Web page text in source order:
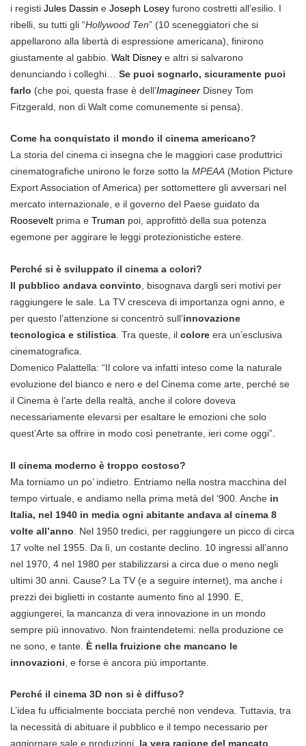
i registi Jules Dassin e Joseph Losey furono costretti all’esilio. I
ribelli, su tutti gli “Hollywood Ten” (10 sceneggiatori che si
appellarono alla libertà di espressione americana), finirono
giustamente al gabbio. Walt Disney e altri si salvarono
denunciando i colleghi… Se puoi sognarlo, sicuramente puoi
farlo (che poi, questa frase è dell’Imagineer Disney Tom
Fitzgerald, non di Walt come comunemente si pensa).
Come ha conquistato il mondo il cinema americano?
La storia del cinema ci insegna che le maggiori case produttrici
cinematografiche unirono le forze sotto la MPEAA (Motion Picture
Export Association of America) per sottomettere gli avversari nel
mercato internazionale, e il governo del Paese guidato da
Roosevelt prima e Truman poi, approfittò della sua potenza
egemone per aggirare le leggi protezionistiche estere.
Perché si è sviluppato il cinema a colori?
Il pubblico andava convinto , bisognava dargli seri motivi per
raggiungere le sale. La TV cresceva di importanza ogni anno, e
per questo l’attenzione si concentrò sull’innovazione
tecnologica e stilistica . Tra queste, il colore era un’esclusiva
cinematografica.
Domenico Palattella: “Il colore va infatti inteso come la naturale
evoluzione del bianco e nero e del Cinema come arte, perché se
il Cinema è l’arte della realtà, anche il colore doveva
necessariamente elevarsi per esaltare le emozioni che solo
quest’Arte sa offrire in modo così penetrante, ieri come oggi”.
Il cinema moderno è troppo costoso?
Ma torniamo un po’ indietro. Entriamo nella nostra macchina del
tempo virtuale, e andiamo nella prima metà del ‘900. Anche in
Italia, nel 1940 in media ogni abitante andava al cinema 8
volte all’anno . Nel 1950 tredici, per raggiungere un picco di circa
17 volte nel 1955. Da lì, un costante declino. 10 ingressi all’anno
nel 1970, 4 nel 1980 per stabilizzarsi a circa due o meno negli
ultimi 30 anni. Cause? La TV (e a seguire internet), ma anche i
prezzi dei biglietti in costante aumento fino al 1990. E,
aggiungerei, la mancanza di vera innovazione in un mondo
sempre più innovativo. Non fraintendetemi: nella produzione ce
ne sono, e tante. È nella fruizione che mancano le
innovazioni , e forse è ancora più importante.
Perché il cinema 3D non si è diffuso?
L’idea fu ufficialmente bocciata perché non vendeva. Tuttavia, tra
la necessità di abituare il pubblico e il tempo necessario per
aggiornare sale e produzioni, la vera ragione del mancato